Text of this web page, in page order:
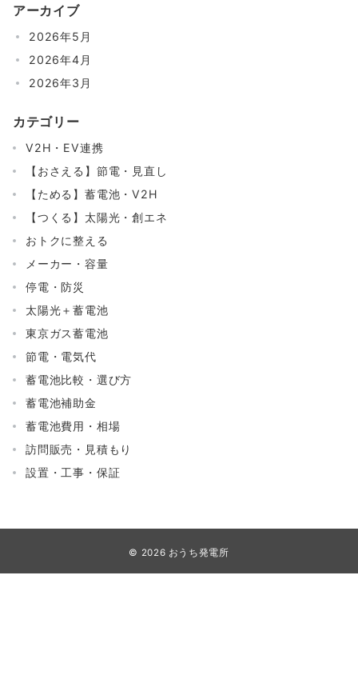
アーカイブ
2026年5月
2026年4月
2026年3月
カテゴリー
V2H・EV連携
【おさえる】節電・見直し
【ためる】蓄電池・V2H
【つくる】太陽光・創エネ
おトクに整える
メーカー・容量
停電・防災
太陽光＋蓄電池
東京ガス蓄電池
節電・電気代
蓄電池比較・選び方
蓄電池補助金
蓄電池費用・相場
訪問販売・見積もり
設置・工事・保証
© 2026 おうち発電所